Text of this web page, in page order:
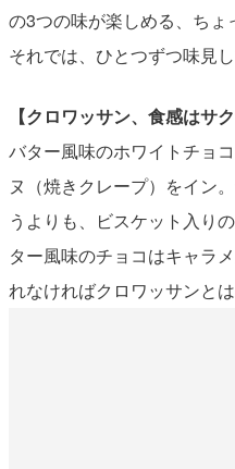
の3つの味が楽しめる、ちょ
それでは、ひとつずつ味見
【クロワッサン、食感はサ
バター風味のホワイトチョ
ヌ（焼きクレープ）をイン
うよりも、ビスケット入り
ター風味のチョコはキャラ
れなければクロワッサンと